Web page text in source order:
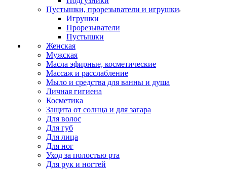
Пустышки, прорезыватели и игрушки
Игрушки
Прорезыватели
Пустышки
Женская
Мужская
Масла эфирные, косметические
Массаж и расслабление
Мыло и средства для ванны и душа
Личная гигиена
Косметика
Защита от солнца и для загара
Для волос
Для губ
Для лица
Для ног
Уход за полостью рта
Для рук и ногтей